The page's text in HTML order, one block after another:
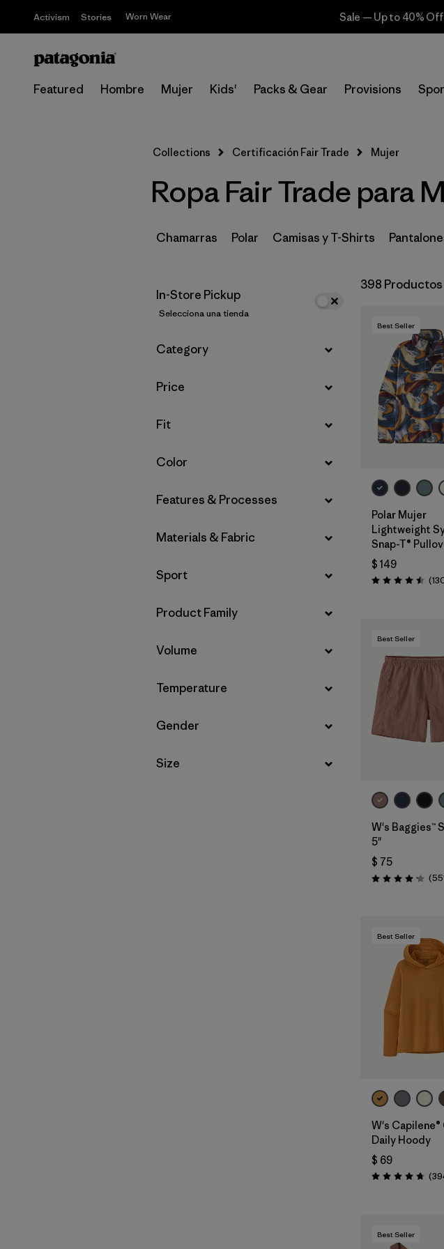
Activism Stories Worn Wear Sale — Up to 40%
Featured Hombre Mujer Kids' Packs & Gear Provisions
Selecciona una tienda
Filtrar por
Price
Filtrar por
Fit
Filtrar por
Color
Filtrar por
Materials & Fabric
Filtrar por
Sport
Filtrar por
Product Family
Filtrar por
Volume
Filtrar por
Temperature
Filtrar por
Gender
Filtrar por
Size
Collections Certificación Fair Trade Mujer
Ropa Fair Trade para
Chamarras Polar Camisas y T-Shirts
In-Store Pickup
Selecciona una tienda
Filtrar por
Category
Filtrar por
Price
Filtrar por
Fit
Filtrar por
Color
Filtrar por
Features & Processes
Filtrar por
Materials & Fabric
Filtrar por
Sport
Filtrar por
Product Family
Filtrar por
Volume
Filtrar por
Temperature
Filtrar por
Gender
Filtrar por
Size
398 Productos
Best Seller
Polar Mujer
Lightweight
Snap-T®
$ 149
Valoración: 4.5 / 5
Best Seller
W's Baggies™
5"
$ 75
Valoración: 4.2 / 5
Best Seller
W's Capilene®
Daily Hoody
$ 69
Valoración: 4.7 / 5
Best Seller